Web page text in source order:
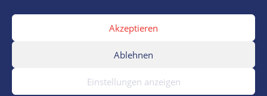
Akzeptieren
Ablehnen
Einstellungen anzeigen